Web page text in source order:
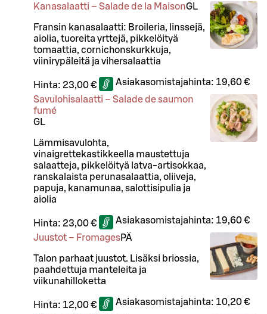
Kanasalaatti – Salade de la MaisonGL
Fransin kanasalaatti: Broileria, linssejä,
aiolia, tuoreita yrttejä, pikkelöityä
tomaattia, cornichonskurkkuja,
viinirypäleitä ja vihersalaattia
Hinta: 23,00 € Asiakasomistajahinta: 19,60 €
Savulohisalaatti – Salade de saumon
fumé
GL
Lämmisavulohta,
vinaigrettekastikkeella maustettuja
salaatteja, pikkelöityä latva-artisokkaa,
ranskalaista perunasalaattia, oliiveja,
papuja, kanamunaa, salottisipulia ja
aiolia
Hinta: 23,00 € Asiakasomistajahinta: 19,60 €
Juustot – FromagesPÄ
Talon parhaat juustot. Lisäksi briossia,
paahdettuja manteleita ja
viikunahilloketta
Hinta: 12,00 € Asiakasomistajahinta: 10,20 €